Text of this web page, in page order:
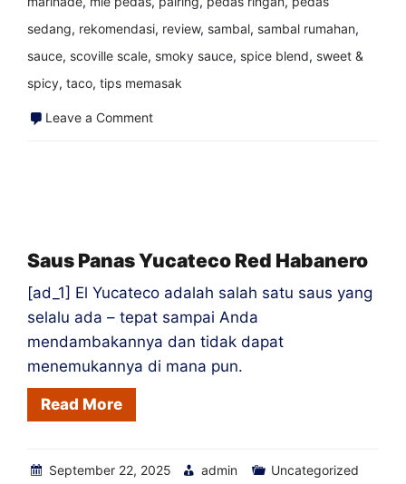
sedang, rekomendasi, review, sambal, sambal rumahan,
sauce, scoville scale, smoky sauce, spice blend, sweet &
spicy, taco, tips memasak
Leave a Commenton
mustard
cuka
pedas
Panas
Saus Panas Yucateco Red Habanero
[ad_1] El Yucateco adalah salah satu saus yang
selalu ada – tepat sampai Anda
mendambakannya dan tidak dapat
menemukannya di mana pun.
Read More
September 22, 2025 admin Uncategorized